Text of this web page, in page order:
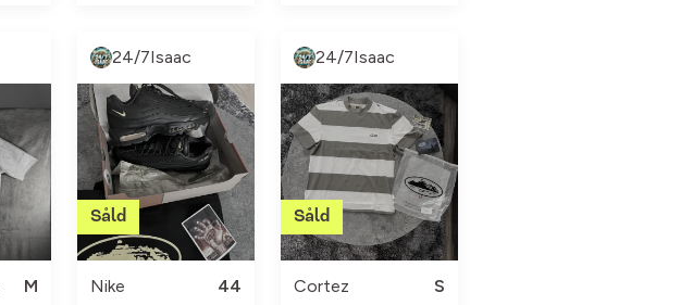
M
24/7Isaac
Nike
44
24/7Isaac
Cortez
S